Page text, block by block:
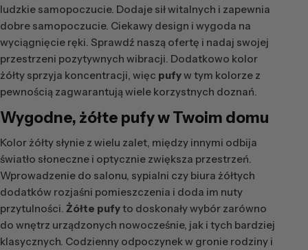
ludzkie samopoczucie. Dodaje sił witalnych i zapewnia
dobre samopoczucie. Ciekawy design i wygoda na
wyciągnięcie ręki. Sprawdź naszą ofertę i nadaj swojej
przestrzeni pozytywnych wibracji. Dodatkowo kolor
żółty sprzyja koncentracji, więc pufyw tym kolorze z
pewnością zagwarantują wiele korzystnych doznań.
Wygodne, żółte pufyw Twoim domu
Kolor żółty słynie z wielu zalet, między innymi odbija
światło słoneczne i optycznie zwiększa przestrzeń.
Wprowadzenie do salonu, sypialni czy biura żółtych
dodatków rozjaśni pomieszczenia i doda im nuty
przytulności. Żółte pufyto doskonały wybór zarówno
do wnętrz urządzonych nowocześnie, jak i tych bardziej
klasycznych. Codzienny odpoczynek w gronie rodziny i